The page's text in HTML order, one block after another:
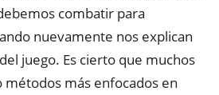
combatir para
nuevamente nos explican
juego. Es cierto que muchos
más enfocados en